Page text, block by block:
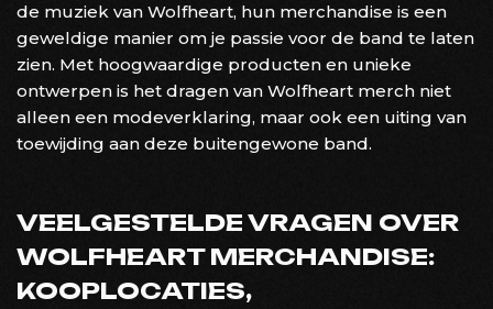
de muziek van Wolfheart, hun merchandise is een
geweldige manier om je passie voor de band te laten
zien. Met hoogwaardige producten en unieke
ontwerpen is het dragen van Wolfheart merch niet
alleen een modeverklaring, maar ook een uiting van
toewijding aan deze buitengewone band.
VEELGESTELDE VRAGEN OVER
WOLFHEART MERCHANDISE:
KOOPLOCATIES,